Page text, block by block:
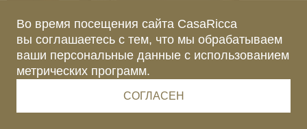
Во время посещения сайта CasaRicca
вы соглашаетесь с тем, что мы обрабатываем
ваши персональные данные с использованием
метрических программ.
СОГЛАСЕН